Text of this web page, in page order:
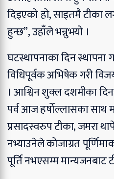
दिइएको हो, साइतमै टीका
हुन्छ”, उहाँले भन्नुभयो ।
घटस्थापनाका दिन स्थापना
विधिपूर्वक अभिषेक गरी
। आश्विन शुक्ल दशमीका
पर्व आज हर्षोल्लासका साथ
प्रसादस्वरुप टीका, जमरा
नभ्याउनेले कोजाग्रत
पूर्ति नभएसम्म मान्यजनबाट